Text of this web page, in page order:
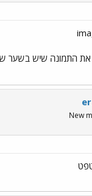
את התמונה שיש בשער
New